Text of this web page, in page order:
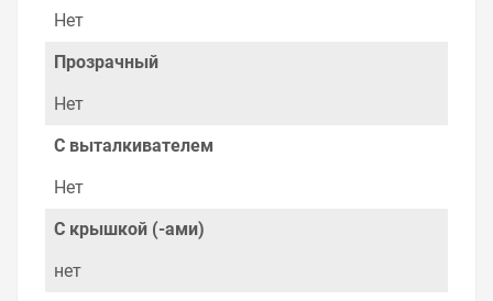
на складе уточняйте у менеджера. Также можно
узнать преимущества конкретного товара, получить
информацию об отличительных особенностях товара,
который вы собираетесь купить. Мы всегда рады
из нашего ассортимента.
Свяжитесь с нами любым способом, который для вас
вопросы.
Нет
Прозрачный
Нет
С выталкивателем
Нет
С крышкой (-ами)
нет